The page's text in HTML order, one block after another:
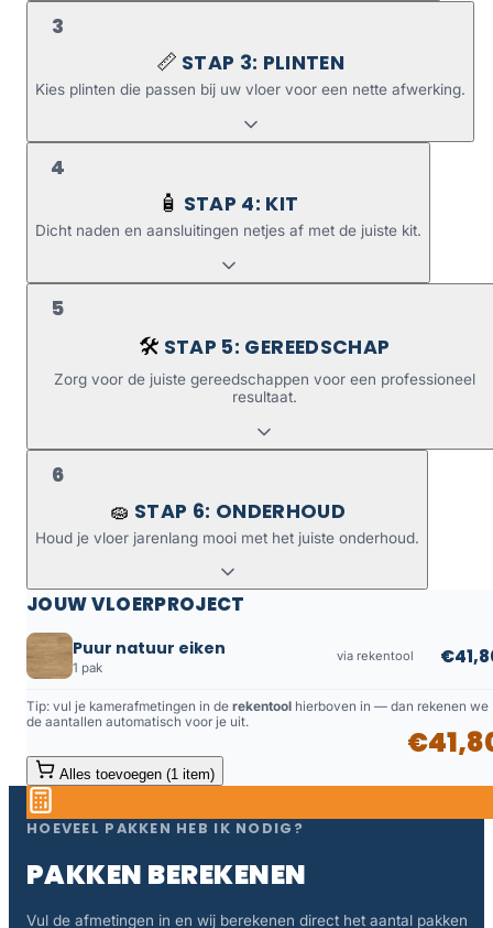
3
📏 STAP 3: PLINTEN
Kies plinten die passen bij uw vloer voor een nette afwerking.
4
🧴 STAP 4: KIT
Dicht naden en aansluitingen netjes af met de juiste kit.
5
🛠️ STAP 5: GEREEDSCHAP
Zorg voor de juiste gereedschappen voor een professioneel
resultaat.
6
🧽 STAP 6: ONDERHOUD
Houd je vloer jarenlang mooi met het juiste onderhoud.
JOUW VLOERPROJECT
Puur natuur eiken
1 pak
via rekentool
Tip: vul je kamerafmetingen in de rekentool hierboven in — dan rekenen we
de aantallen automatisch voor je uit.
Alles toevoegen (1 item)
HOEVEEL PAKKEN HEB IK NODIG?
PAKKEN BEREKENEN
Vul de afmetingen in en wij berekenen direct het aantal pakken